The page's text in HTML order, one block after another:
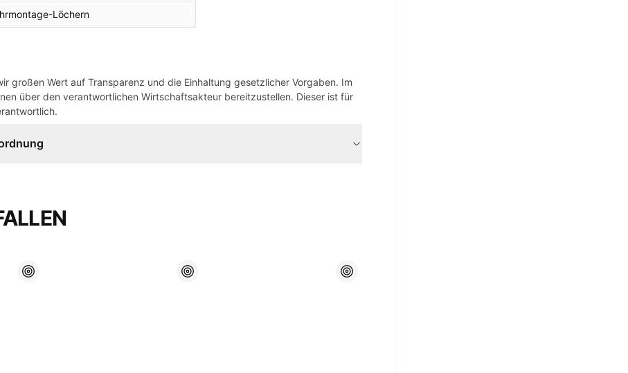
Löchern
großen Wert auf Transparenz und die Einhaltung gesetzlicher Vorgaben. Im
über den verantwortlichen Wirtschaftsakteur bereitzustellen. Dieser ist für